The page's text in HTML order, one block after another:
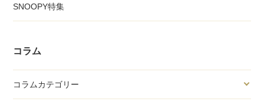
SNOOPY特集
コラム
コラムカテゴリー